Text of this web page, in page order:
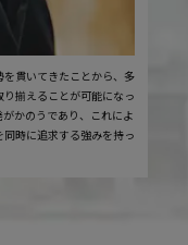
貫いてきたことから、多
揃えることが可能になっ
かのうであり、これによ
時に追求する強みを持っ